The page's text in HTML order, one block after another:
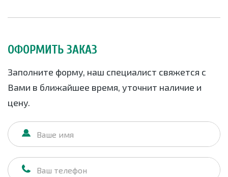
ОФОРМИТЬ ЗАКАЗ
Заполните форму, наш специалист свяжется с
Вами в ближайшее время, уточнит наличие и
цену.